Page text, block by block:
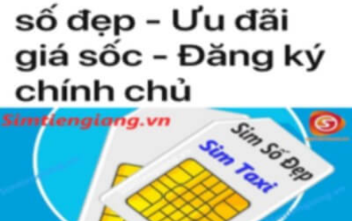
người khác cũng sẽ biết được vị trí của bạn trong xã hội là như thế
nào rồi?